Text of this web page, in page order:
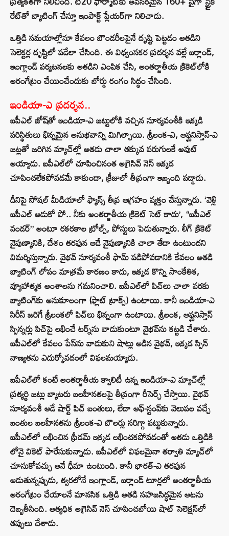
రేట్‌తో బ్యాటింగ్ చేస్తూ ఇంపాక్ట్ ప్లేయర్‌గా నిలిచాడు.
ఒత్తిడి సమయాల్లోనూ కేవలం బౌండరీలపైనే దృష్టి పెట్టడం అతడిని
సెలెక్టర్ల దృష్టిలో పడేలా చేసింది. ఈ విధ్వంసకర ప్రదర్శన వల్లే ఐర్లాండ్,
ఇంగ్లాండ్ పర్యటనలకు అతడిని ఎంపిక చేసి, అంతర్జాతీయ క్రికెట్‌లోకి
అరంగేట్రం చేయించేందుకు బోర్డు రంగం సిద్ధం చేసింది.
ఇండియా-ఎ ప్రదర్శన..
ఐపీఎల్ జోష్‌తో ఇండియా-ఎ జట్టులోకి వచ్చిన సూర్యవంశీకి ఇక్కడి
పరిస్థితులు భిన్నమైన అనుభవాన్ని మిగిల్చాయి. శ్రీలంక-ఎ, ఆఫ్ఘనిస్తాన్-ఎ
జట్లతో జరిగిన మ్యాచ్‌ల్లో అతడు చాలా తక్కువ పరుగులకే అవుట్
అయ్యాడు. ఐపీఎల్‌లో చూపించినంత అగ్రెసివ్ నెస్ ఇక్కడ
చూపించలేకపోవడమే కాకుండా, క్రీజులో తీవ్రంగా ఇబ్బంది పడ్డాడు.
దీనిపై సోషల్ మీడియాలో ఫ్యాన్స్ తీవ్ర ఆగ్రహం వ్యక్తం చేస్తున్నారు. ‘వెళ్లి
ఐపీఎల్ ఆడుకో పో.. నీకు అంతర్జాతీయ క్రికెట్ సెట్ కాదు’, “ఐపీఎల్
వండర్” అంటూ రకరకాల ట్రోల్స్, పోస్టులు పెడుతున్నారు. లీగ్ క్రికెట్
నైపుణ్యానికి, దేశం తరఫున ఆడే నైపుణ్యానికి చాలా తేడా ఉంటుందని
విమర్శిస్తున్నారు. వైభవ్ సూర్యవంశీ ఫామ్ పడిపోవడానికి కేవలం అతడి
బ్యాటింగ్ లోపం మాత్రమే కారణం కాదు, ఇక్కడ కొన్ని సాంకేతిక,
వ్యూహాత్మక అంశాలను గమనించాలి. ఐపీఎల్‌లో పిచ్‌లు చాలా వరకు
బ్యాటింగ్‌కు అనుకూలంగా (ఫ్లాట్ ట్రాక్స్) ఉంటాయి. కానీ ఇండియా-ఎ
సిరీస్‌ జరిగే శ్రీలంకలో పిచ్‌లు భిన్నంగా ఉంటాయి. శ్రీలంక, ఆఫ్ఘనిస్తాన్
స్పిన్నర్లు పిచ్‌పై లభించే టర్న్‌ను వాడుకుంటూ వైభవ్‌ను కట్టడి చేశారు.
ఐపీఎల్‌లో కేవలం పేస్‌ను వాడుకుని షాట్లు ఆడిన వైభవ్, ఇక్కడ స్పిన్
నాణ్యతను ఎదుర్కోవడంలో విఫలమయ్యాడు.
ఐపీఎల్‌లో కంటే అంతర్జాతీయ క్వాలిటీ ఉన్న ఇండియా-ఎ మ్యాచ్‌ల్లో
ప్రత్యర్థి జట్లు బ్యాటరు బలహీనతలపై తీవ్రంగా రీసెర్చ్ చేస్తాయి. వైభవ్
సూర్యవంశీ ఆడే షార్ట్ పిచ్ బంతులు, లేదా ఆఫ్-స్టంప్‌కు వెలుపల వచ్చే
బంతుల బలహీనతను శ్రీలంక-ఎ బౌలర్లు సరిగ్గా పట్టుకున్నారు.
ఐపీఎల్‌లో లభించిన ఫ్రీడమ్ ఇక్కడ లభించకపోవడంతో అతడు ఒత్తిడికి
లోనై వికెట్ పారేసుకున్నాడు. ఐపీఎల్‌లో విఫలమైనా తర్వాతి మ్యాచ్‌లో
చూసుకోవచ్చు అనే ధీమా ఉంటుంది. కానీ భారత్-ఎ తరఫున
ఆడుతున్నప్పుడు, త్వరలోనే ఇంగ్లాండ్, ఐర్లాండ్ టూర్లలో అంతర్జాతీయ
అరంగేట్రం చేయాలనే మానసిక ఒత్తిడి అతడి సహజసిద్ధమైన ఆటను
దెబ్బతీసింది. అత్యధిక అగ్రెసివ్ నెస్ చూపించబోయి షాట్ సెలెక్షన్‌లో
తప్పులు చేశాడు.